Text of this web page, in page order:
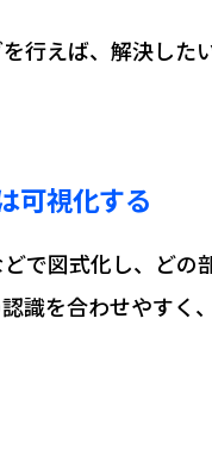
行えば、解決した
可視化する
で図式化し、どの
識を合わせやすく